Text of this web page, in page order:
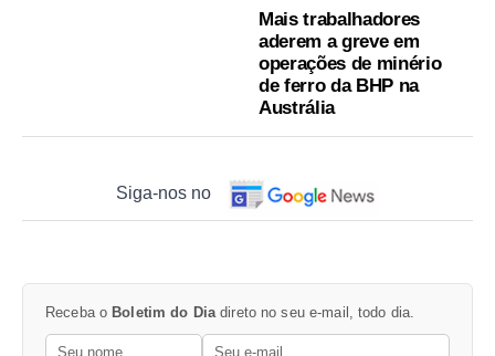
Mais trabalhadores
aderem a greve em
operações de minério
de ferro da BHP na
Austrália
Siga-nos no
Receba o Boletim do Diadireto no seu e-mail, todo dia.